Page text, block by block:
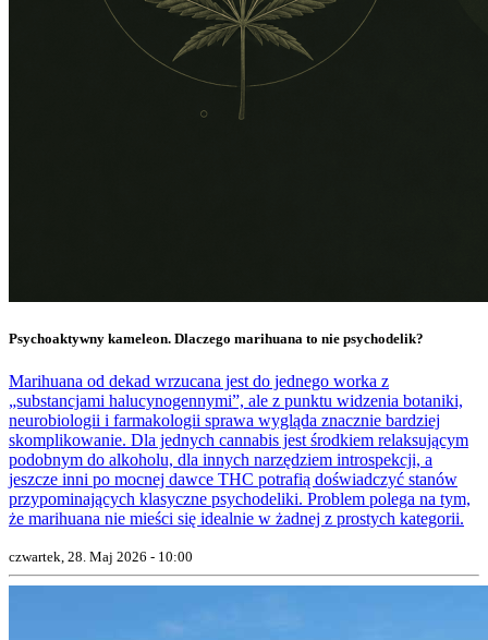
Psychoaktywny kameleon. Dlaczego marihuana to nie psychodelik?
Marihuana od dekad wrzucana jest do jednego worka z
„substancjami halucynogennymi”, ale z punktu widzenia botaniki,
neurobiologii i farmakologii sprawa wygląda znacznie bardziej
skomplikowanie. Dla jednych cannabis jest środkiem relaksującym
podobnym do alkoholu, dla innych narzędziem introspekcji, a
jeszcze inni po mocnej dawce THC potrafią doświadczyć stanów
przypominających klasyczne psychodeliki. Problem polega na tym,
że marihuana nie mieści się idealnie w żadnej z prostych kategorii.
czwartek, 28. Maj 2026 - 10:00